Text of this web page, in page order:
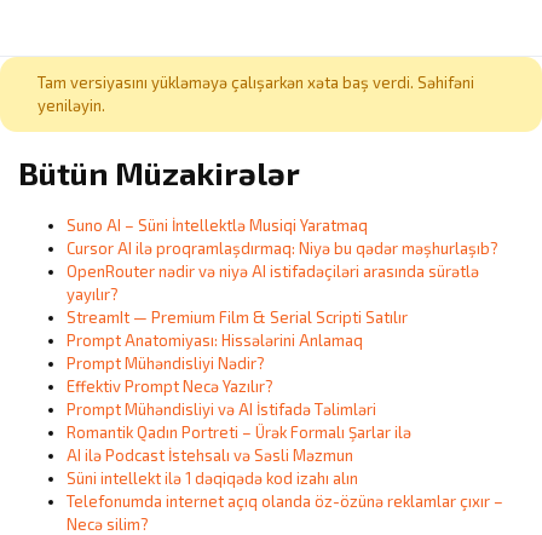
Tam versiyasını yükləməyə çalışarkən xəta baş verdi. Səhifəni
yeniləyin.
Bütün Müzakirələr
Suno AI – Süni İntellektlə Musiqi Yaratmaq
Cursor AI ilə proqramlaşdırmaq: Niyə bu qədər məşhurlaşıb?
OpenRouter nədir və niyə AI istifadəçiləri arasında sürətlə
yayılır?
StreamIt — Premium Film & Serial Scripti Satılır
Prompt Anatomiyası: Hissələrini Anlamaq
Prompt Mühəndisliyi Nədir?
Effektiv Prompt Necə Yazılır?
Prompt Mühəndisliyi və AI İstifadə Təlimləri
Romantik Qadın Portreti – Ürək Formalı Şarlar ilə
AI ilə Podcast İstehsalı və Səsli Məzmun
Süni intellekt ilə 1 dəqiqədə kod izahı alın
Telefonumda internet açıq olanda öz-özünə reklamlar çıxır –
Necə silim?